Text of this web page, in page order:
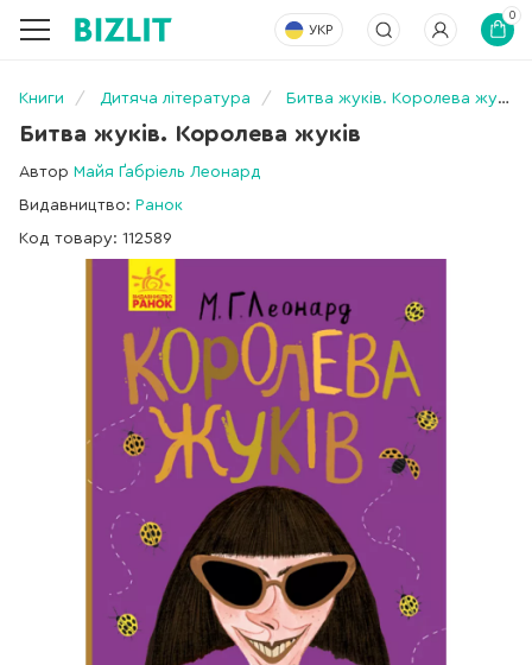
УКР
0
Книги Дитяча література Битва жуків. Королева жуків
Битва жуків. Королева жуків
Автор Майя Ґабріель Леонард
Видавництво: Ранок
Код товару: 112589